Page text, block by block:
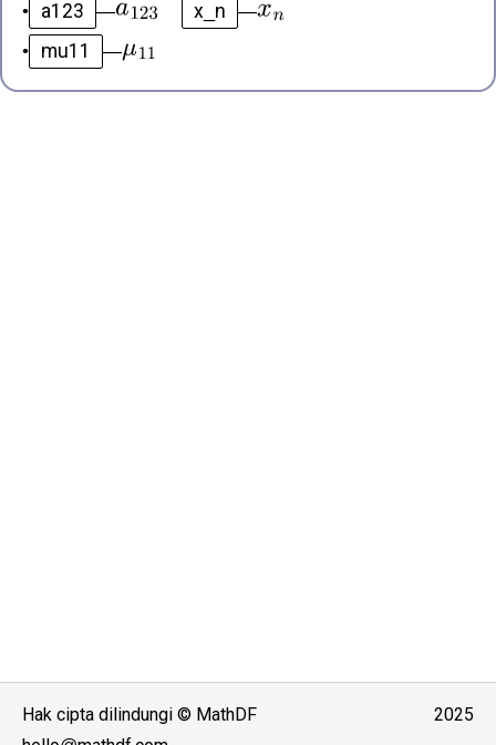
•
a123 — x_n
—
•
mu11 —
Hak cipta dilindungi © MathDF
2025